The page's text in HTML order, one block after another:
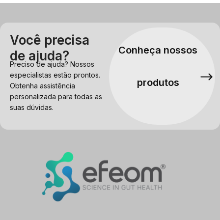
Você precisa
de ajuda?
Preciso de ajuda? Nossos
especialistas estão prontos.
Obtenha assistência
personalizada para todas as
suas dúvidas.
Conheça nossos
produtos